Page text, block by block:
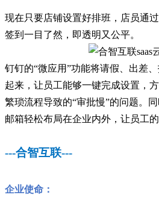
现在只要店铺设置好排班，店员通
签到一目了然，即透明又公平。
钉钉的“微应用”功能将请假、出差
起来，让员工能够一键完成设置，
繁琐流程导致的“审批慢”的问题。
邮箱轻松布局在企业内外，让员工
---合智互联---
企业使命：